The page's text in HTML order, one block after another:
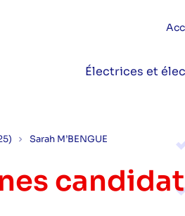
Électrices et
Sarah M’BENGUE